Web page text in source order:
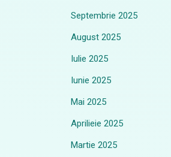
Septembrie 2025
August 2025
Iulie 2025
Iunie 2025
Mai 2025
Aprilieie 2025
Martie 2025